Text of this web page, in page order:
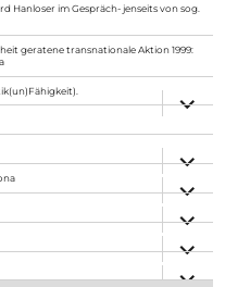
Hanloser im Gespräch- jenseits von sog.
geratene transnationale Aktion 1999:
anzeigen
anzeigen
anzeigen
anzeigen
anzeigen